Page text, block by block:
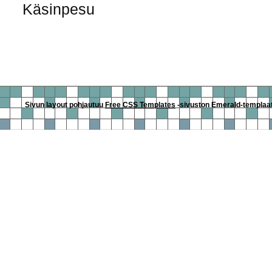
Käsinpesu
Sivun layout pohjautuuFree CSS Templates -sivuston Emerald-